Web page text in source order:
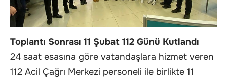
Toplantı Sonrası 11 Şubat 112 Günü Kutlandı
24 saat esasına göre vatandaşlara hizmet veren
112 Acil Çağrı Merkezi personeli ile birlikte 11